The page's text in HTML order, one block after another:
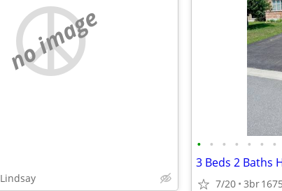
no image
Lindsay
• • • • • • •
3 Beds 2 Baths
7/20 3br